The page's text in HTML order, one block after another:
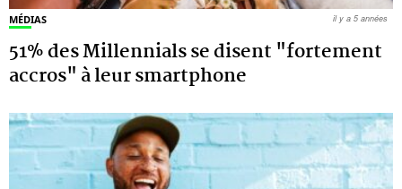
MÉDIAS
51% des Millennials se disent "fortement
accros" à leur smartphone
il y a 5 années